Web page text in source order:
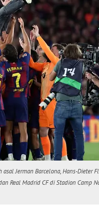
Jerman Barcelona, Hans-Dieter
Real Madrid CF di Stadion Camp